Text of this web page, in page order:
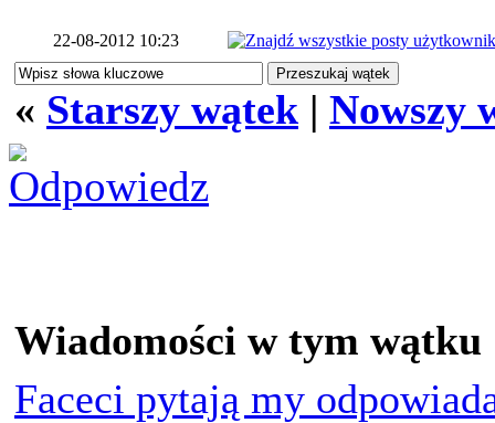
22-08-2012 10:23
« Starszy wątek | Nowszy
Wiadomości w tym wątku
Faceci pytają my